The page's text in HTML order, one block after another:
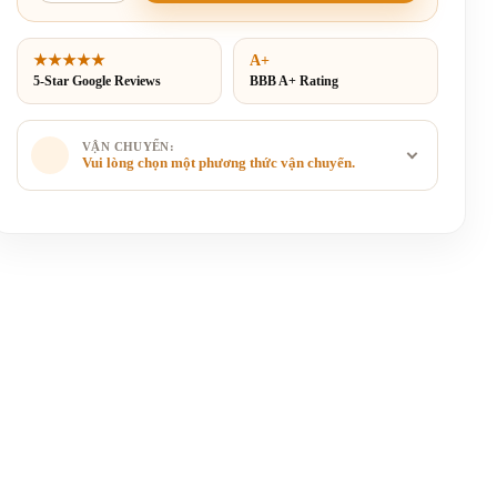
★★★★★
5-Star Google Reviews
A+
BBB A+ Rating
VẬN CHUYỂN:
Vui lòng chọn một phương thức vận chuyển.